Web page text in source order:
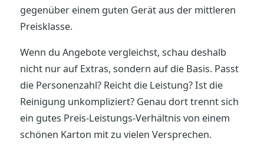
gegenüber einem guten Gerät aus der mittleren
Preisklasse.
Wenn du Angebote vergleichst, schau deshalb
nicht nur auf Extras, sondern auf die Basis. Passt
die Personenzahl? Reicht die Leistung? Ist die
Reinigung unkompliziert? Genau dort trennt sich
ein gutes Preis-Leistungs-Verhältnis von einem
schönen Karton mit zu vielen Versprechen.